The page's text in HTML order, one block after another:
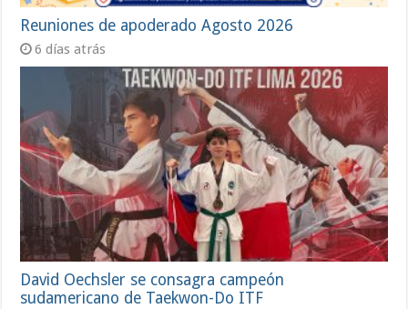
Reuniones de apoderado Agosto 2026
6 días atrás
David Oechsler se consagra campeón
sudamericano de Taekwon-Do ITF